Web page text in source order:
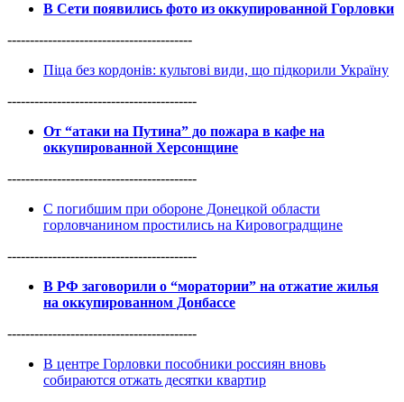
В Сети появились фото из оккупированной Горловки
-----------------------------------------
Піца без кордонів: культові види, що підкорили Україну
------------------------------------------
От “атаки на Путина” до пожара в кафе на
оккупированной Херсонщине
------------------------------------------
С погибшим при обороне Донецкой области
горловчанином простились на Кировоградщине
------------------------------------------
В РФ заговорили о “моратории” на отжатие жилья
на оккупированном Донбассе
------------------------------------------
В центре Горловки пособники россиян вновь
собираются отжать десятки квартир